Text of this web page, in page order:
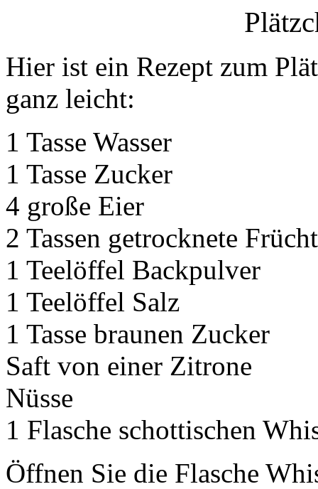
Hier ist ein Rezept zum
ganz leicht:
1 Tasse Wasser
1 Tasse Zucker
4 große Eier
2 Tassen getrocknete
1 Teelöffel Backpulver
1 Teelöffel Salz
1 Tasse braunen Zucker
Saft von einer Zitrone
Nüsse
1 Flasche schottischen
Öffnen Sie die Flasche